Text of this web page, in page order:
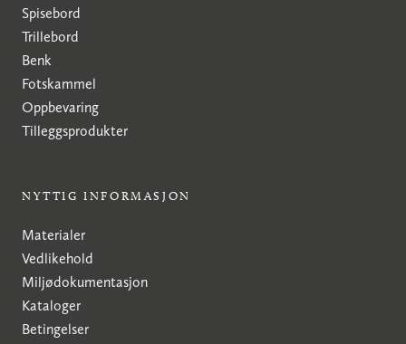
Spisebord
Trillebord
Benk
Fotskammel
Oppbevaring
Tilleggsprodukter
NYTTIG INFORMASJON
Materialer
Vedlikehold
Miljødokumentasjon
Kataloger
Betingelser